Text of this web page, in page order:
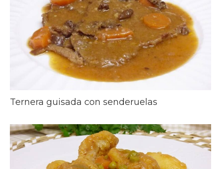
Ternera guisada con senderuelas